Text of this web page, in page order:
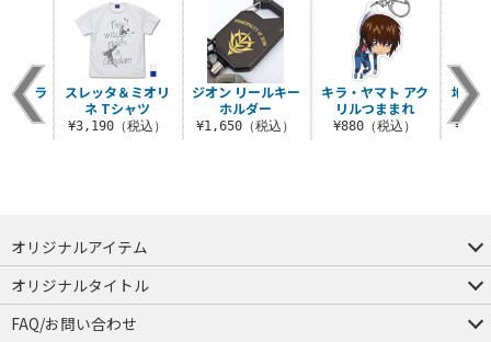
ジオン リールキー
ホルダー
¥1,650（税込）
キラ・ヤマト アク
リルつままれ
¥880（税込）
地球
キ
II ソラ
ツ
込）
スレッタ＆ミオリ
ネ Tシャツ
¥3,190（税込）
オリジナルアイテム
つままれ
つかまれ
ピョコッテ
オリジナルタイトル
アイテムヤ
ミスカトニック大學購買部
FAQ/お問い合わせ